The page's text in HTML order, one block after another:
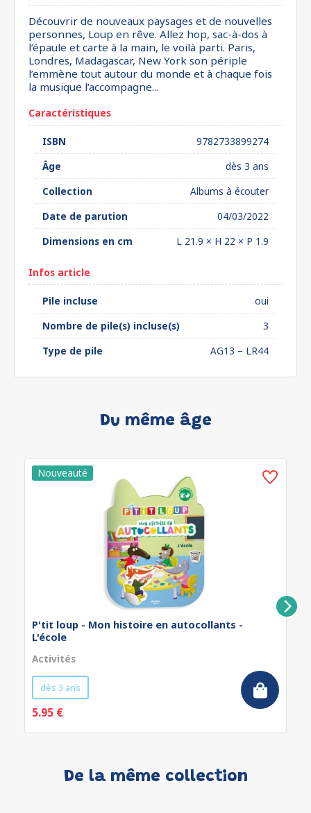
Découvrir de nouveaux paysages et de nouvelles
personnes, Loup en rêve. Allez hop, sac-à-dos à
l’épaule et carte à la main, le voilà parti. Paris,
Londres, Madagascar, New York son périple
l’emmène tout autour du monde et à chaque fois
la musique l’accompagne...
Caractéristiques
ISBN
9782733899274
Âge
dès 3 ans
Collection
Albums à écouter
Date de parution
04/03/2022
Dimensions en cm
L 21.9 × H 22 × P 1.9
Infos article
Pile incluse
oui
Nombre de pile(s) incluse(s)
3
Type de pile
AG13 – LR44
Du même âge
P'tit loup - Mon histoire en autocollants -
L'école
Activités
dès 3 ans
5.95 €
De la même collection